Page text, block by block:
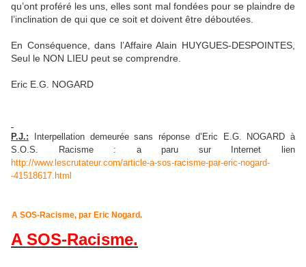
qu’ont proféré les uns, elles sont mal fondées pour se plaindre de
l’inclination de qui que ce soit et doivent être déboutées.
En Conséquence, dans l’Affaire Alain HUYGUES-DESPOINTES,
Seul le NON LIEU peut se comprendre.
Eric E.G. NOGARD
P.J.:
Interpellation demeurée sans réponse d’Eric E.G. NOGARD à
S.O.S. Racisme : a paru sur Internet lien
http://www.lescrutateur.com/article-a-sos-racisme-par-eric-nogard-
-41518617.html
A SOS-Racisme, par Eric Nogard.
A SOS-Racisme.